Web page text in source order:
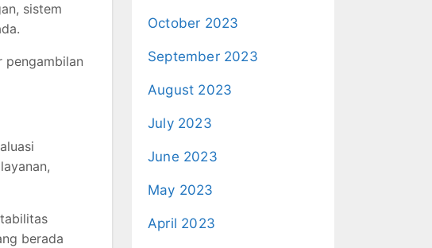
sistem
pengambilan
berada
October 2023
September 2023
August 2023
July 2023
June 2023
May 2023
April 2023